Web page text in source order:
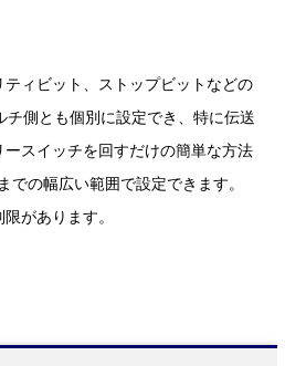
ィビット、ストップビットなどの
側とも個別に設定でき、特に伝送
スイッチを回すだけの簡単な方法
での幅広い範囲で設定できます。
があります。